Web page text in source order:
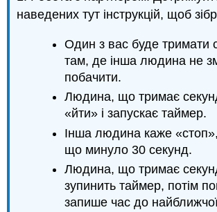
наведених тут інструкцій, щоб
Один з вас буде тримати
там, де інша людина не
побачити.
Людина, що тримає
«йти» і запускає таймер.
Інша людина каже
що минуло 30 секунд.
Людина, що тримає
зупинить таймер, потім
запише час до